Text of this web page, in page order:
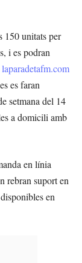
150 unitats per
i es podran
laparadetafm.com
es faran
setmana del 14
a domicili amb
en línia
rebran suport en
en